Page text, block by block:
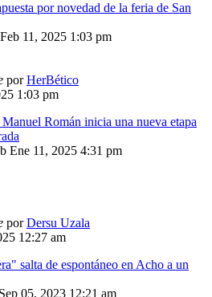
por novedad de la feria de San
11, 2025 1:03 pm
porHerBético
1:03 pm
Román inicia una nueva etapa
Ene 11, 2025 4:31 pm
porDersu Uzala
12:27 am
salta de espontáneo en Acho a un
05, 2023 12:21 am